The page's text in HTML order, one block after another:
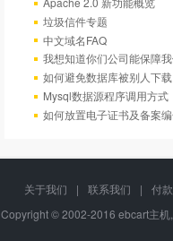
垃圾信件专题
中文域名FAQ
我想知道你们公司能保障
如何避免数据库被别人下
Mysql数据源程序调用方
如何放置电子证书及备案
关于我们 | 联系我们 |
付
Copyright © 2002-2016 ebcart主